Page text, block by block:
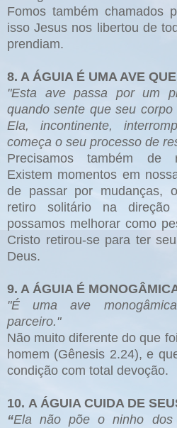
Fomos também chamados
isso Jesus nos libertou de
prendiam.
8. A ÁGUIA É UMA AVE
"Esta ave passa por um
quando sente que seu
Ela, incontinente,
começa o seu processo de
Precisamos também de
Existem momentos em
de passar por mudanças,
retiro solitário na
possamos melhorar como
Cristo retirou-se para ter
Deus.
9. A ÁGUIA É
"É uma ave
parceiro."
Não muito diferente do que
homem (Gênesis 2.24), e
condição com total devoção.
10. A ÁGUIA CUIDA DE
“Ela não põe o ninho